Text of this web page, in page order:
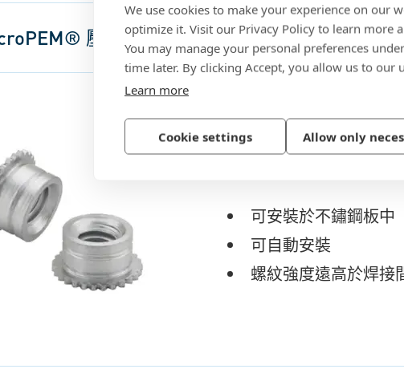
We use cookies to make your experience on our
optimize it. Visit our Privacy Policy to learn more
You may manage your personal preferences
time later. By clicking Accept, you allow us to our
Learn more
Cookie settings Allow only
壓鉚間隔柱
MSO4™ microPEM® 壓
計。
可安裝於不鏽鋼板中
可自動安裝
螺紋強度遠高於焊接